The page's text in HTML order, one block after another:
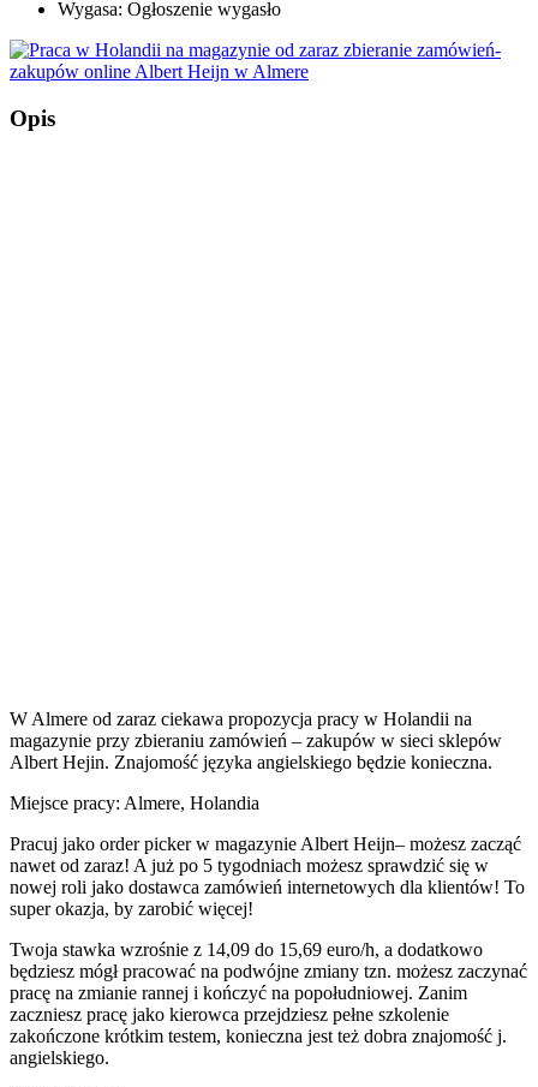
Wygasa: Ogłoszenie wygasło
Opis
W Almere od zaraz ciekawa propozycja pracy w Holandii na
magazynie przy zbieraniu zamówień – zakupów w sieci sklepów
Albert Hejin. Znajomość języka angielskiego będzie konieczna.
Miejsce pracy: Almere, Holandia
Pracuj jako order picker w magazynie Albert Heijn– możesz zacząć
nawet od zaraz! A już po 5 tygodniach możesz sprawdzić się w
nowej roli jako dostawca zamówień internetowych dla klientów! To
super okazja, by zarobić więcej!
Twoja stawka wzrośnie z 14,09 do 15,69 euro/h, a dodatkowo
będziesz mógł pracować na podwójne zmiany tzn. możesz zaczynać
pracę na zmianie rannej i kończyć na popołudniowej. Zanim
zaczniesz pracę jako kierowca przejdziesz pełne szkolenie
zakończone krótkim testem, konieczna jest też dobra znajomość j.
angielskiego.